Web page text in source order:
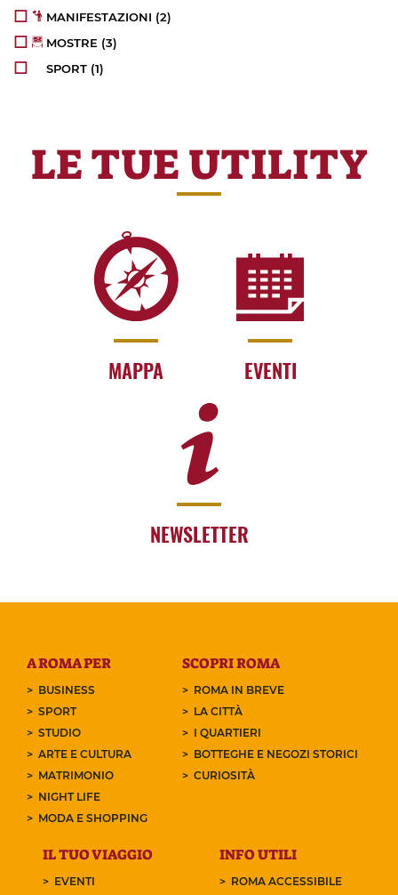
MANIFESTAZIONI (2)
MOSTRE (3)
SPORT (1)
LE TUE UTILITY
MAPPA EVENTI
NEWSLETTER
A ROMA PER
BUSINESS
SPORT
STUDIO
ARTE E CULTURA
MATRIMONIO
NIGHT LIFE
MODA E SHOPPING
SCOPRI ROMA
ROMA IN BREVE
LA CITTÀ
I QUARTIERI
BOTTEGHE E NEGOZI STORICI
CURIOSITÀ
IL TUO VIAGGIO
EVENTI
INFO UTILI
ROMA ACCESSIBILE